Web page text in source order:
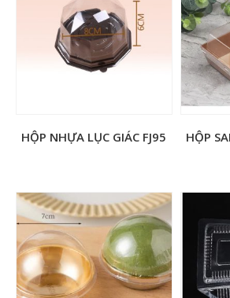
HỘP NHỰA LỤC GIÁC FJ95
HỘP